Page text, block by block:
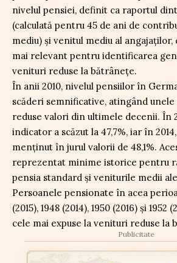
nivelul pensiei, definit ca raportul
(calculată pentru 45 de ani de
mediu) și venitul mediu al
mai relevant pentru identificarea
venituri reduse la bătrânețe.
În anii 2010, nivelul pensiilor în
scăderi semnificative, atingând
reduse valori din ultimele decenii. În
indicator a scăzut la 47,7%, iar în 2014,
menținut în jurul valorii de 48,1%.
reprezentat minime istorice pentru
pensia standard și veniturile medii
Persoanele pensionate în acea
(2015), 1948 (2014), 1950 (2016) și 1952
cele mai expuse la venituri reduse la
Publicitate